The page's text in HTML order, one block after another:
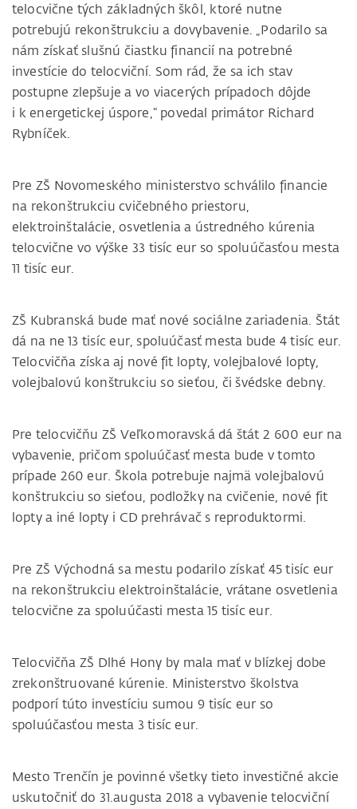
telocvične tých základných škôl, ktoré nutne
potrebujú rekonštrukciu a dovybavenie. „Podarilo sa
nám získať slušnú čiastku financií na potrebné
investície do telocviční. Som rád, že sa ich stav
postupne zlepšuje a vo viacerých prípadoch dôjde
i k energetickej úspore,“ povedal primátor Richard
Rybníček.
Pre ZŠ Novomeského ministerstvo schválilo financie
na rekonštrukciu cvičebného priestoru,
elektroinštalácie, osvetlenia a ústredného kúrenia
telocvične vo výške 33 tisíc eur so spoluúčasťou mesta
11 tisíc eur.
ZŠ Kubranská bude mať nové sociálne zariadenia. Štát
dá na ne 13 tisíc eur, spoluúčasť mesta bude 4 tisíc eur.
Telocvičňa získa aj nové fit lopty, volejbalové lopty,
volejbalovú konštrukciu so sieťou, či švédske debny.
Pre telocvičňu ZŠ Veľkomoravská dá štát 2 600 eur na
vybavenie, pričom spoluúčasť mesta bude v tomto
prípade 260 eur. Škola potrebuje najmä volejbalovú
konštrukciu so sieťou, podložky na cvičenie, nové fit
lopty a iné lopty i CD prehrávač s reproduktormi.
Pre ZŠ Východná sa mestu podarilo získať 45 tisíc eur
na rekonštrukciu elektroinštalácie, vrátane osvetlenia
telocvične za spoluúčasti mesta 15 tisíc eur.
Telocvičňa ZŠ Dlhé Hony by mala mať v blízkej dobe
zrekonštruované kúrenie. Ministerstvo školstva
podporí túto investíciu sumou 9 tisíc eur so
spoluúčasťou mesta 3 tisíc eur.
Mesto Trenčín je povinné všetky tieto investičné akcie
uskutočniť do 31.augusta 2018 a vybavenie telocviční